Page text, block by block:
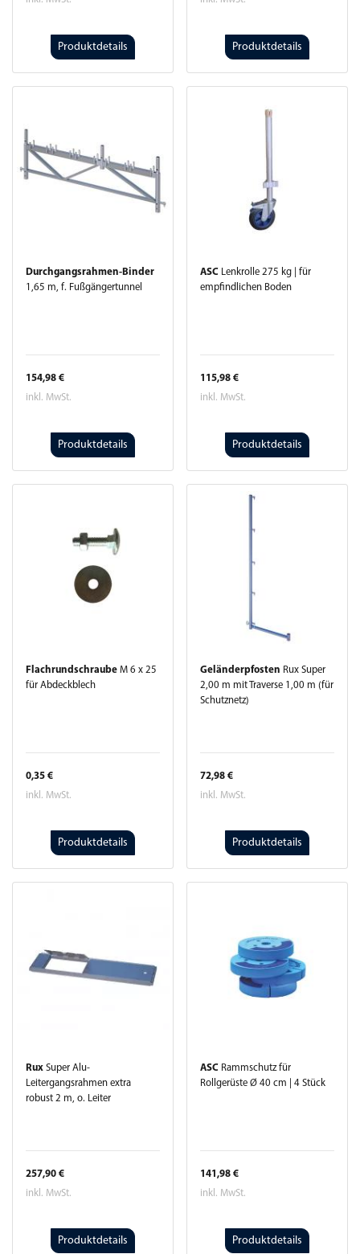
Produktdetails Produktdetails
Durchgangsrahmen-Binder
1,65 m, f. Fußgängertunnel
154,98 €
inkl. MwSt.
Produktdetails
ASC Lenkrolle 275 kg | für
empfindlichen Boden
115,98 €
inkl. MwSt.
Produktdetails
Flachrundschraube M 6 x 25
für Abdeckblech
0,35 €
inkl. MwSt.
Produktdetails
Geländerpfosten Rux Super
2,00 m mit Traverse 1,00 m (für
Schutznetz)
72,98 €
inkl. MwSt.
Produktdetails
Rux Super Alu-
Leitergangsrahmen extra
robust 2 m, o. Leiter
257,90 €
inkl. MwSt.
Produktdetails
ASC Rammschutz für
Rollgerüste Ø 40 cm | 4 Stück
141,98 €
inkl. MwSt.
Produktdetails